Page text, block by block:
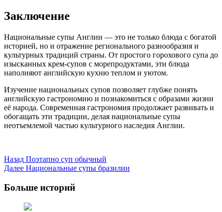
Заключение
Национальные супы Англии — это не только блюда с богатой
историей, но и отражение регионального разнообразия и
культурных традиций страны. От простого горохового супа до
изысканных крем-супов с морепродуктами, эти блюда
наполняют английскую кухню теплом и уютом.
Изучение национальных супов позволяет глубже понять
английскую гастрономию и познакомиться с образами жизни
её народа. Современная гастрономия продолжает развивать и
обогащать эти традиции, делая национальные супы
неотъемлемой частью культурного наследия Англии.
Post
Navigation
Назад Поэтапно суп обычный
Далее Национальные супы бразилии
Больше историй